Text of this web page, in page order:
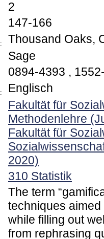
2
147-166
: Thousand Oaks,
Sage
0894-4393 ,
: Englisch
Fakultät für
Methodenlehre
Fakultät für
2020)
310 Statistik
The term
techniques
while filling out
from rephrasing